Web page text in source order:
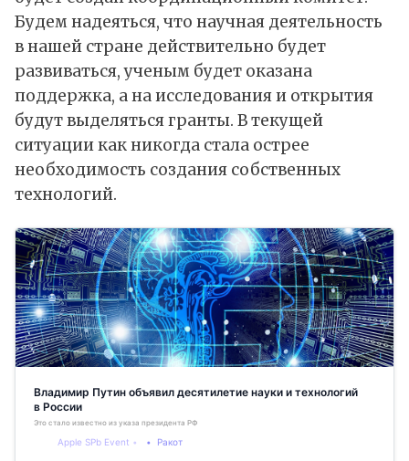
Будем надеяться, что научная деятельность
в нашей стране действительно будет
развиваться, ученым будет оказана
поддержка, а на исследования и открытия
будут выделяться гранты. В текущей
ситуации как никогда стала острее
необходимость создания собственных
технологий.
Владимир Путин объявил десятилетие науки и технологий
в России
Это стало известно из указа президента РФ
Apple SPb Event Ракот